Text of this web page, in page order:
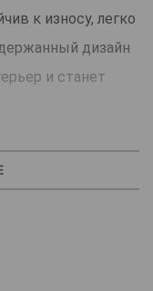
к износу, легко
дизайн
и станет